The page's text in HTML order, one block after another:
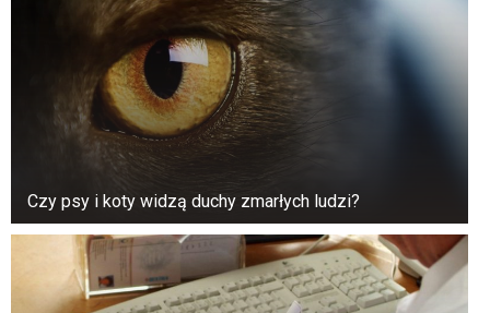
Czy psy i koty widzą duchy zmarłych ludzi?